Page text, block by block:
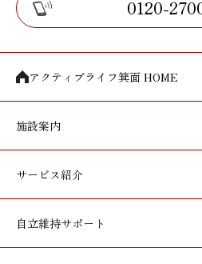
0120-
アクティブライフ箕面 HOME
施設案内
サービス紹介
自立維持サポート